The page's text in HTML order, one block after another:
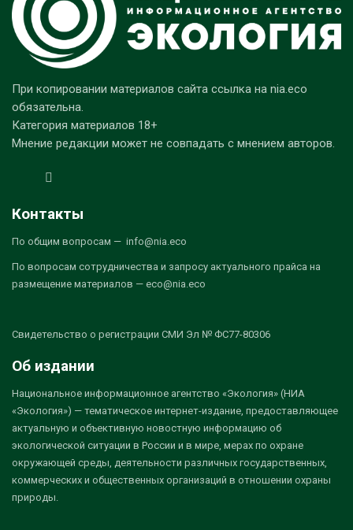
При копировании материалов сайта ссылка на nia.eco
обязательна.
Категория материалов 18+
Мнение редакции может не совпадать с мнением авторов.
Контакты
По общим вопросам — info@nia.eco
По вопросам сотрудничества и запросу актуального прайса на
размещение материалов — eco@nia.eco
Свидетельство о регистрации СМИ Эл № ФС77-80306
Об издании
Национальное информационное агентство «Экология» (НИА
«Экология») — тематическое интернет-издание, предоставляющее
актуальную и объективную новостную информацию об
экологической ситуации в России и в мире, мерах по охране
окружающей среды, деятельности различных государственных,
коммерческих и общественных организаций в отношении охраны
природы.